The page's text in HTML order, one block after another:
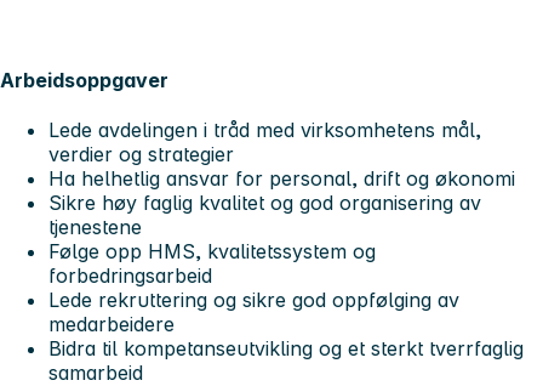
Arbeidsoppgaver
Lede avdelingen i tråd med virksomhetens mål,
verdier og strategier
Ha helhetlig ansvar for personal, drift og økonomi
Sikre høy faglig kvalitet og god organisering av
tjenestene
Følge opp HMS, kvalitetssystem og
forbedringsarbeid
Lede rekruttering og sikre god oppfølging av
medarbeidere
Bidra til kompetanseutvikling og et sterkt tverrfaglig
samarbeid